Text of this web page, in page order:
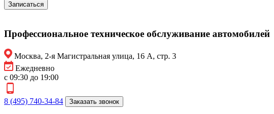
Записаться
Профессиональное техническое обслуживание автомобилей
Москва, 2-я Магистральная улица, 16 А, стр. 3
Ежедневно
с 09:30 до 19:00
8 (495) 740-34-84 Заказать звонок